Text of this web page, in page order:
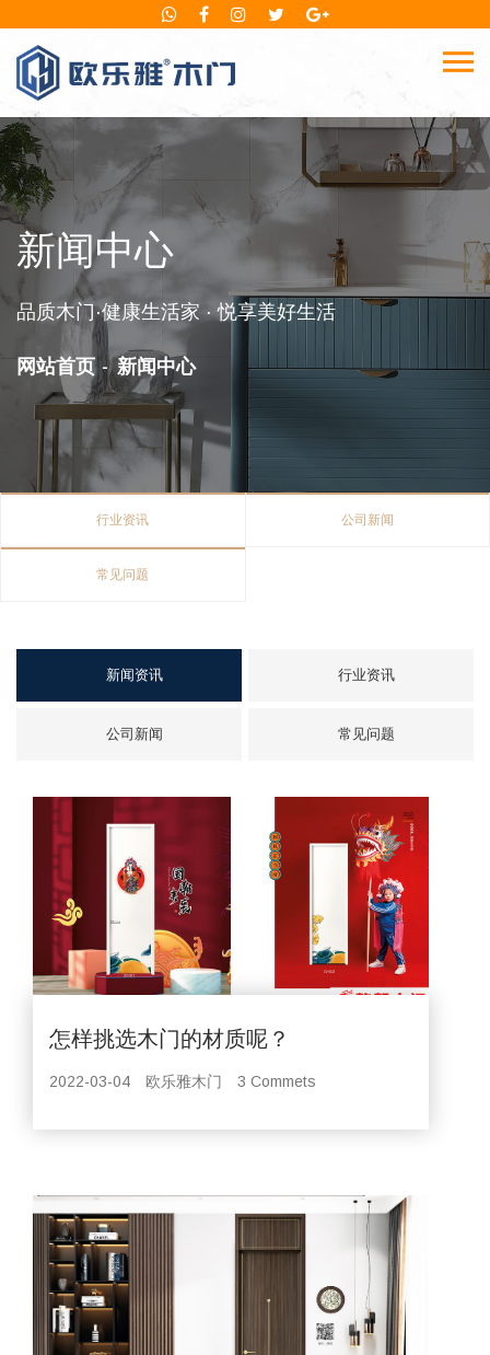
新闻中心
品质木门·健康生活家 · 悦享美好生活
网站首页 新闻中心
行业资讯 公司新闻
常见问题
新闻资讯 行业资讯
公司新闻 常见问题
怎样挑选木门的材质呢？
2022-03-04 欧乐雅木门 3 Commets